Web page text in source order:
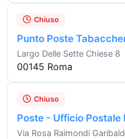
Chiuso
Punto Poste
Largo Delle Sette Chiese 8
00145 Roma
Chiuso
Poste - Ufficio Postale
Via Rosa Raimondi